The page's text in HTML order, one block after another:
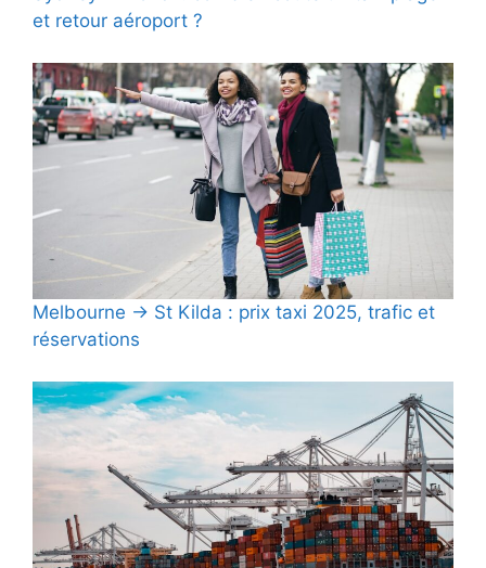
et retour aéroport ?
Melbourne → St Kilda : prix taxi 2025, trafic et
réservations